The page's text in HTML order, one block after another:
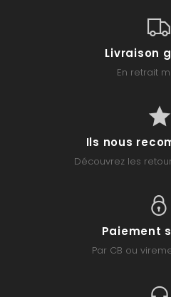
Livraison
En retrait
Ils nous
Découvrez les
Paiement
Par CB ou